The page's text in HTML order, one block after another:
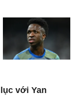
với Yan